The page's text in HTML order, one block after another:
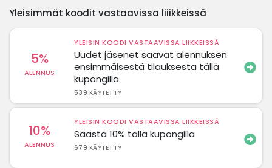
Yleisimmät koodit vastaavissa liiikkeissä
5%
ALENNUS
YLEISIN KOODI VASTAAVISSA LIIKKEISSÄ
Uudet jäsenet saavat alennuksen
ensimmäisestä tilauksesta tällä
kupongilla
539 KÄYTETTY
10%
ALENNUS
YLEISIN KOODI VASTAAVISSA LIIKKEISSÄ
Säästä 10% tällä kupongilla
679 KÄYTETTY